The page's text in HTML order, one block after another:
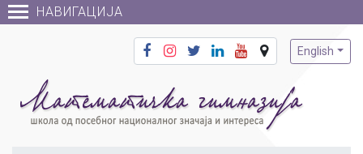
НАВИГАЦИЈА
English